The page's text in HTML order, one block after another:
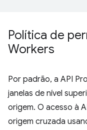
Política de
Workers
Por padrão, a API
janelas de nível
origem. O acesso à
origem cruzada